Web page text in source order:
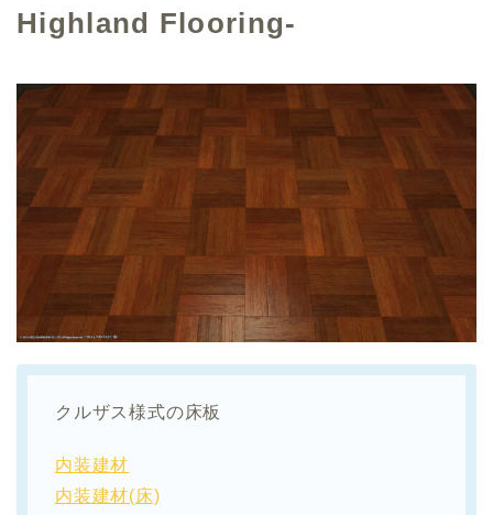
Highland Flooring-
クルザス様式の床板
内装建材
内装建材(床)